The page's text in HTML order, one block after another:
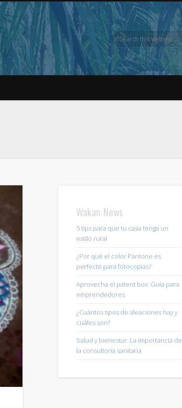
Wakan News
5 tips para que tu casa tenga un
estilo rural
¿Por qué el color Pantone es
perfecto para fotocopias?
Aprovecha el patent box: Guía para
emprendedores
¿Cuántos tipos de aleaciones hay y
cuáles son?
Salud y bienestar: La importancia de
la consultoría sanitaria